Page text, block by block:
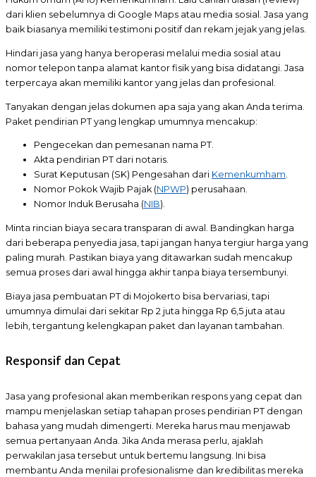
dari klien sebelumnya di Google Maps atau media sosial. Jasa yang
baik biasanya memiliki testimoni positif dan rekam jejak yang jelas.
Hindari jasa yang hanya beroperasi melalui media sosial atau
nomor telepon tanpa alamat kantor fisik yang bisa didatangi. Jasa
terpercaya akan memiliki kantor yang jelas dan profesional.
Tanyakan dengan jelas dokumen apa saja yang akan Anda terima.
Paket pendirian PT yang lengkap umumnya mencakup:
Pengecekan dan pemesanan nama PT.
Akta pendirian PT dari notaris.
Surat Keputusan (SK) Pengesahan dari Kemenkumham.
Nomor Pokok Wajib Pajak (NPWP) perusahaan.
Nomor Induk Berusaha (NIB).
Minta rincian biaya secara transparan di awal. Bandingkan harga
dari beberapa penyedia jasa, tapi jangan hanya tergiur harga yang
paling murah. Pastikan biaya yang ditawarkan sudah mencakup
semua proses dari awal hingga akhir tanpa biaya tersembunyi.
Biaya jasa pembuatan PT di Mojokerto bisa bervariasi, tapi
umumnya dimulai dari sekitar Rp 2 juta hingga Rp 6,5 juta atau
lebih, tergantung kelengkapan paket dan layanan tambahan.
Responsif dan Cepat
Jasa yang profesional akan memberikan respons yang cepat dan
mampu menjelaskan setiap tahapan proses pendirian PT dengan
bahasa yang mudah dimengerti. Mereka harus mau menjawab
semua pertanyaan Anda. Jika Anda merasa perlu, ajaklah
perwakilan jasa tersebut untuk bertemu langsung. Ini bisa
membantu Anda menilai profesionalisme dan kredibilitas mereka